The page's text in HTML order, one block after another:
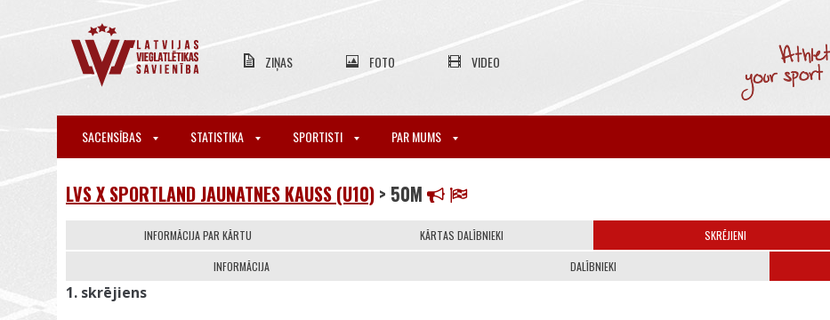
ZIŅAS FOTO VIDEO
SACENSĪBAS STATISTIKA SPORTISTI PAR MUMS
LVS X SPORTLAND JAUNATNES KAUSS (U10) > 50M
INFORMĀCIJA PAR KĀRTU KĀRTAS DALĪBNIEKI SKRĒJIENI
INFORMĀCIJA DALĪBNIEKI
1. skrējiens